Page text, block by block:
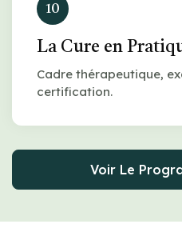
10
La Cure en
Cadre thérapeutique,
certification.
Voir Le